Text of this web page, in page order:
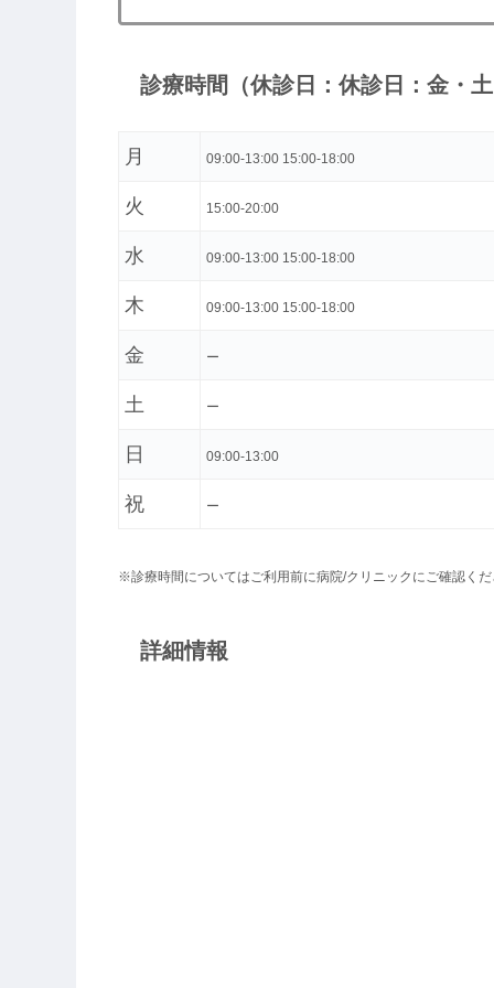
診療時間（休診日：休診日：金・
月 09:00-13:00 15:00-18:00
火 15:00-20:00
水 09:00-13:00 15:00-18:00
木 09:00-13:00 15:00-18:00
金 ー
土 ー
日 09:00-13:00
祝 ー
※診療時間についてはご利用前に病院/クリニックにご確認く
詳細情報